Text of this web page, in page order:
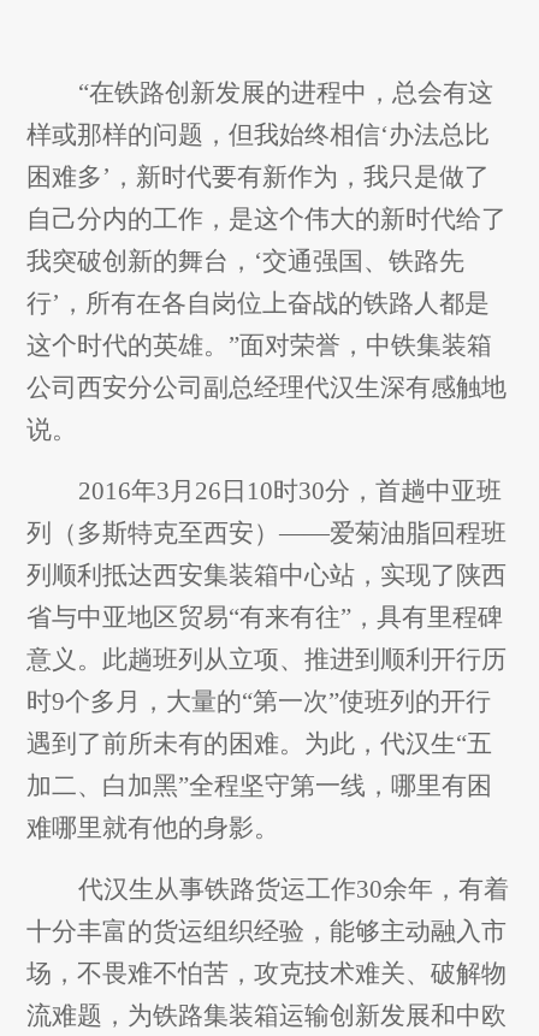
“在铁路创新发展的进程中，总会有这
样或那样的问题，但我始终相信‘办法总比
困难多’，新时代要有新作为，我只是做了
自己分内的工作，是这个伟大的新时代给了
我突破创新的舞台，‘交通强国、铁路先
行’，所有在各自岗位上奋战的铁路人都是
这个时代的英雄。”面对荣誉，中铁集装箱
公司西安分公司副总经理代汉生深有感触地
说。
2016年3月26日10时30分，首趟中亚班
列（多斯特克至西安）——爱菊油脂回程班
列顺利抵达西安集装箱中心站，实现了陕西
省与中亚地区贸易“有来有往”，具有里程碑
意义。此趟班列从立项、推进到顺利开行历
时9个多月，大量的“第一次”使班列的开行
遇到了前所未有的困难。为此，代汉生“五
加二、白加黑”全程坚守第一线，哪里有困
难哪里就有他的身影。
代汉生从事铁路货运工作30余年，有着
十分丰富的货运组织经验，能够主动融入市
场，不畏难不怕苦，攻克技术难关、破解物
流难题，为铁路集装箱运输创新发展和中欧